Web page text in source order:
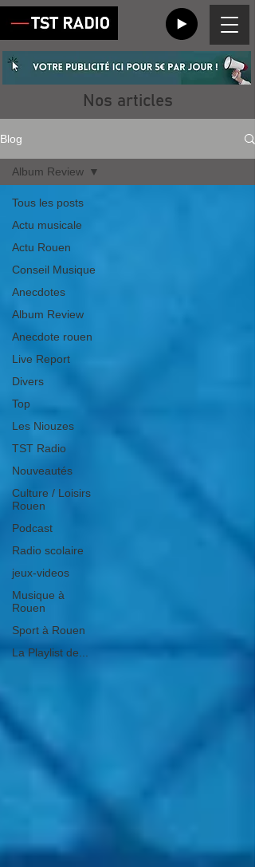
Nos articles
Blog
Tous les posts
Actu musicale
Actu Rouen
Conseil Musique
Anecdotes
Album Review
Anecdote rouen
Live Report
Divers
Top
Les Niouzes
TST Radio
Nouveautés
Culture / Loisirs
Rouen
Podcast
Radio scolaire
jeux-videos
Musique à
Rouen
Sport à Rouen
La Playlist de...
Album Review